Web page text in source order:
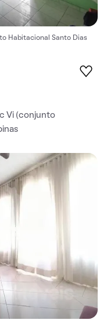
Habitacional Santo Dias
Vi (conjunto